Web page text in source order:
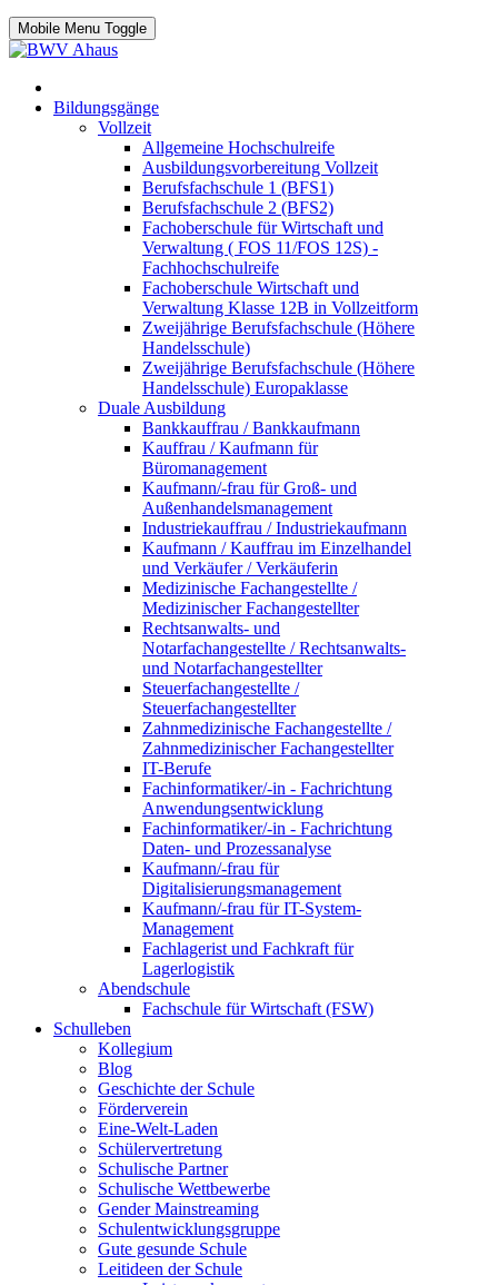
Mobile Menu Toggle
Bildungsgänge
Vollzeit
Allgemeine Hochschulreife
Ausbildungsvorbereitung Vollzeit
Berufsfachschule 1 (BFS1)
Berufsfachschule 2 (BFS2)
Fachoberschule für Wirtschaft und
Verwaltung ( FOS 11/FOS 12S) -
Fachhochschulreife
Fachoberschule Wirtschaft und
Verwaltung Klasse 12B in Vollzeitform
Zweijährige Berufsfachschule (Höhere
Handelsschule)
Zweijährige Berufsfachschule (Höhere
Handelsschule) Europaklasse
Duale Ausbildung
Bankkauffrau / Bankkaufmann
Kauffrau / Kaufmann für
Büromanagement
Kaufmann/-frau für Groß- und
Außenhandelsmanagement
Industriekauffrau / Industriekaufmann
Kaufmann / Kauffrau im Einzelhandel
und Verkäufer / Verkäuferin
Medizinische Fachangestellte /
Medizinischer Fachangestellter
Rechtsanwalts- und
Notarfachangestellte / Rechtsanwalts-
und Notarfachangestellter
Steuerfachangestellte /
Steuerfachangestellter
Zahnmedizinische Fachangestellte /
Zahnmedizinischer Fachangestellter
IT-Berufe
Fachinformatiker/-in - Fachrichtung
Anwendungsentwicklung
Fachinformatiker/-in - Fachrichtung
Daten- und Prozessanalyse
Kaufmann/-frau für
Digitalisierungsmanagement
Kaufmann/-frau für IT-System-
Management
Fachlagerist und Fachkraft für
Lagerlogistik
Abendschule
Fachschule für Wirtschaft (FSW)
Schulleben
Kollegium
Blog
Geschichte der Schule
Förderverein
Eine-Welt-Laden
Schülervertretung
Schulische Partner
Schulische Wettbewerbe
Gender Mainstreaming
Schulentwicklungsgruppe
Gute gesunde Schule
Leitideen der Schule